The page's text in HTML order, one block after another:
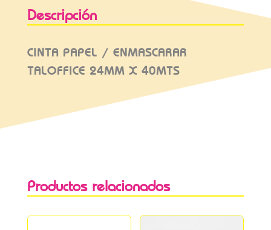
Descripción
CINTA PAPEL / ENMASCARAR
TALOFFICE 24MM X 40MTS
Productos relacionados